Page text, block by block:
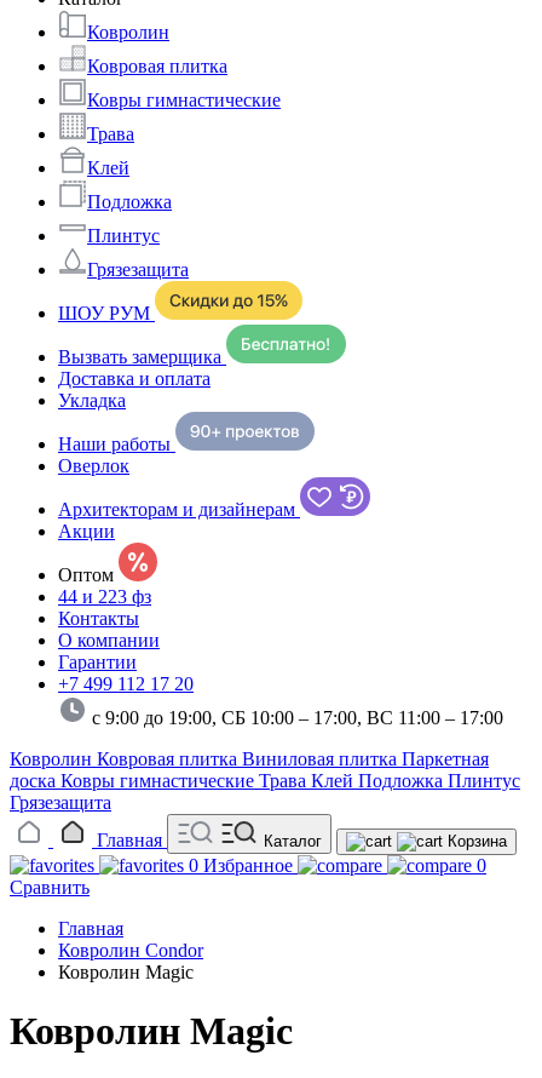
Ковролин
Ковровая плитка
Ковры гимнастические
Трава
Клей
Подложка
Плинтус
Грязезащита
ШОУ РУМ
Вызвать замерщика
Доставка и оплата
Укладка
Наши работы
Оверлок
Архитекторам и дизайнерам
Акции
Оптом
44 и 223 фз
Контакты
О компании
Гарантии
+7 499 112 17 20
с 9:00 до 19:00, СБ 10:00 – 17:00, ВС 11:00 – 17:00
Ковролин Ковровая плитка Виниловая плитка Паркетная
доска Ковры гимнастические Трава Клей Подложка Плинтус
Грязезащита
Главная
Каталог Корзина
0 Избранное
0
Сравнить
Главная
Ковролин Condor
Ковролин Magic
Ковролин Magic